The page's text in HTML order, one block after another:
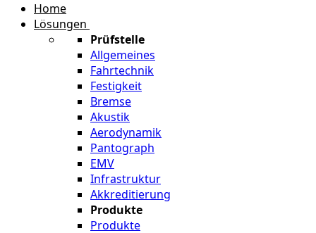
Home
Lösungen
Prüfstelle
Allgemeines
Fahrtechnik
Festigkeit
Bremse
Akustik
Aerodynamik
Pantograph
EMV
Infrastruktur
Akkreditierung
Produkte
Produkte